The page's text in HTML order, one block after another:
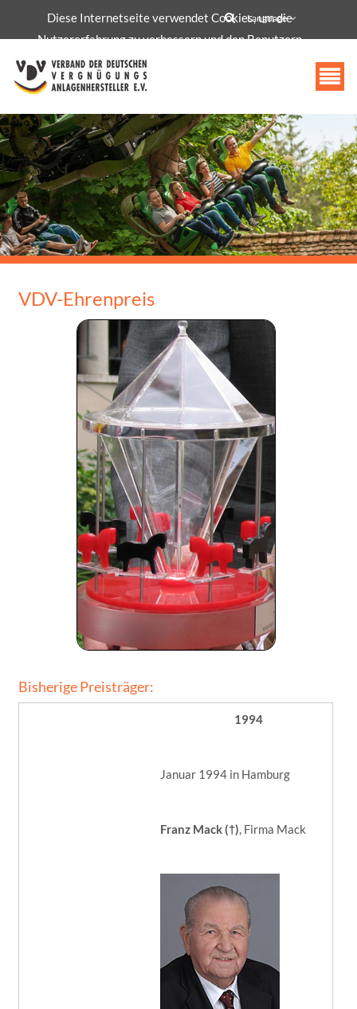
Language
info@vdv-freizeittechnologie.de
VDV-Ehrenpreis
Bisherige Preisträger:
1994
Januar 1994 in Hamburg
Franz Mack (†), Firma Mack
Diese Internetseite verwendet Cookies, um die
Nutzererfahrung zu verbessern und den Benutzern
bestimmte Dienste und Funktionen bereitzustellen.
Akzeptieren